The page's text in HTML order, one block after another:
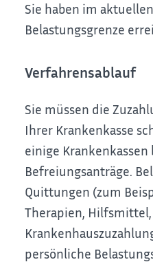
Sie haben im
Belastungsgrenze
Verfahrensablauf
Sie müssen die
Ihrer Krankenkasse
einige
Befreiungsanträge.
Quittungen (zum
Therapien, Hilfsmittel,
persönliche